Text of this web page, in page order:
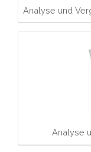
Analyse und
Analyse